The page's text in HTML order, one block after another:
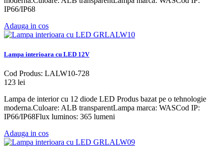
IP66/IP68
Adauga in cos
Lampa interioara cu LED 12V
Cod Produs: LALW10-728
123 lei
Lampa de interior cu 12 diode LED Produs bazat pe o tehnologie
moderna.Culoare: ALB transparentLampa marca: WASCod IP:
IP66/IP68Flux luminos: 365 lumeni
Adauga in cos